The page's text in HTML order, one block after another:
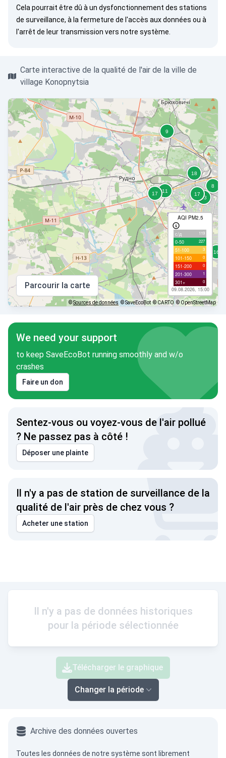
Cela pourrait être dû à un dysfonctionnement des stations
de surveillance, à la fermeture de l'accès aux données ou à
l'arrêt de leur transmission vers notre système.
Carte interactive de la qualité de l'air de la ville de
village Konopnytsia
AQI PM2.5
с/д 119
0-50 227
51-100 3
101-150 0
151-200 0
201-300 1
301+ 0
09.08.2026, 15:00
Parcourir la carte
©Sources de données © SaveEcoBot © CARTO © OpenStreetMap
We need your support
to keep SaveEcoBot running smoothly and w/o
crashes
Faire un don
Sentez-vous ou voyez-vous de l'air pollué
? Ne passez pas à côté !
Déposer une plainte
Il n'y a pas de station de surveillance de la
qualité de l'air près de chez vous ?
Acheter une station
Il n'y a pas de données historiques
pour la période sélectionnée
Télécharger le graphique
Changer la période
Archive des données ouvertes
Toutes les données de notre système sont librement